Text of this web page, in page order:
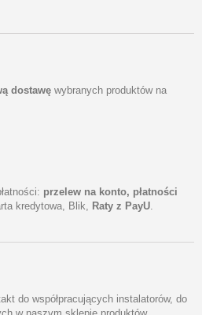
dostawę wybranych produktów na
przelew na konto, płatności
kredytowa, Blik, Raty z PayU
do współpracujących instalatorów, do